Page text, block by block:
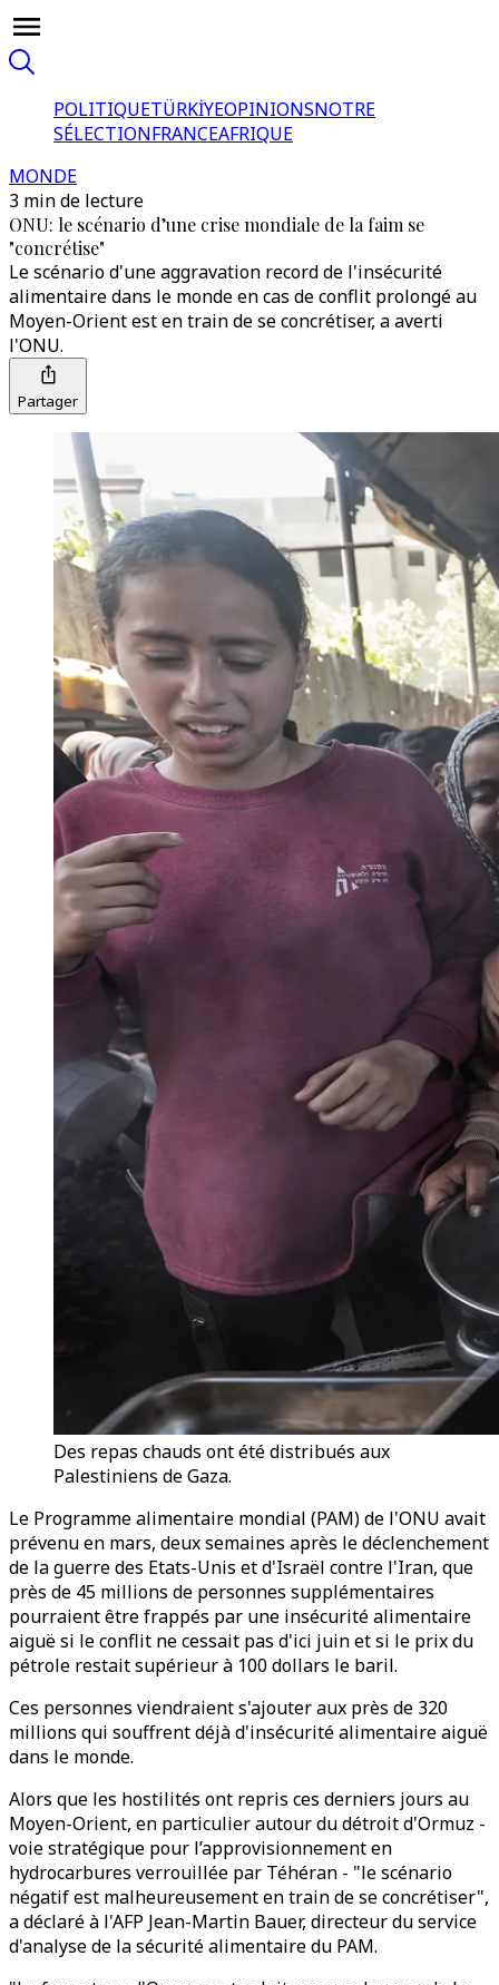
POLITIQUETÜRKİYEOPINIONSNOTRE
SÉLECTIONFRANCEAFRIQUE
MONDE
3 min de lecture
ONU: le scénario d’une crise mondiale de la faim se
"concrétise"
Le scénario d'une aggravation record de l'insécurité
alimentaire dans le monde en cas de conflit prolongé au
Moyen-Orient est en train de se concrétiser, a averti
l'ONU.
Partager
Des repas chauds ont été distribués aux
Palestiniens de Gaza.
Le Programme alimentaire mondial (PAM) de l'ONU avait
prévenu en mars, deux semaines après le déclenchement
de la guerre des Etats-Unis et d'Israël contre l'Iran, que
près de 45 millions de personnes supplémentaires
pourraient être frappés par une insécurité alimentaire
aiguë si le conflit ne cessait pas d'ici juin et si le prix du
pétrole restait supérieur à 100 dollars le baril.
Ces personnes viendraient s'ajouter aux près de 320
millions qui souffrent déjà d'insécurité alimentaire aiguë
dans le monde.
Alors que les hostilités ont repris ces derniers jours au
Moyen-Orient, en particulier autour du détroit d'Ormuz -
voie stratégique pour l’approvisionnement en
hydrocarbures verrouillée par Téhéran - "le scénario
négatif est malheureusement en train de se concrétiser",
a déclaré à l'AFP Jean-Martin Bauer, directeur du service
d'analyse de la sécurité alimentaire du PAM.